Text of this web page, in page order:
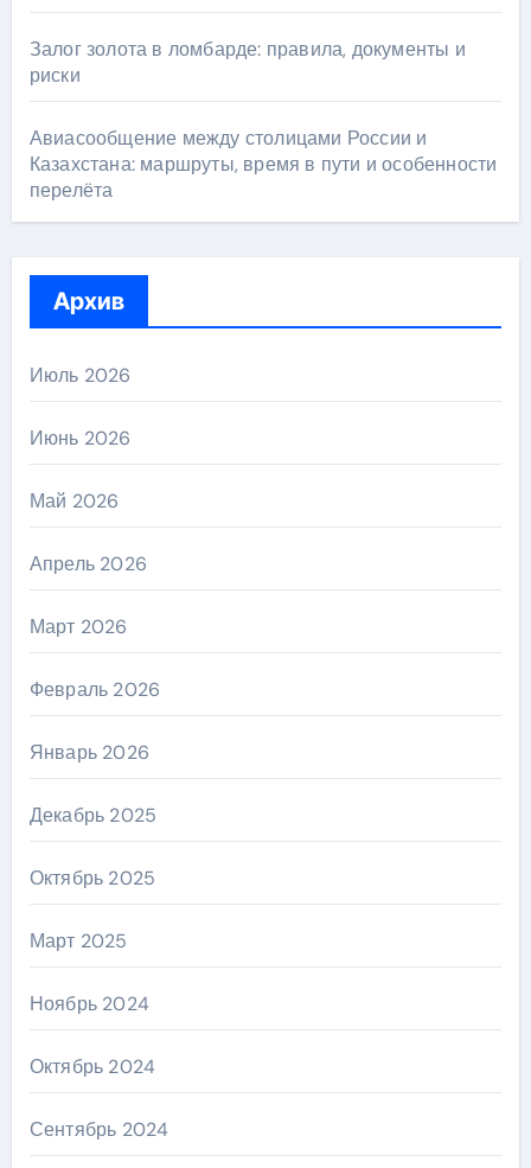
Залог золота в ломбарде: правила, документы и
риски
Авиасообщение между столицами России и
Казахстана: маршруты, время в пути и особенности
перелёта
Архив
Июль 2026
Июнь 2026
Май 2026
Апрель 2026
Март 2026
Февраль 2026
Январь 2026
Декабрь 2025
Октябрь 2025
Март 2025
Ноябрь 2024
Октябрь 2024
Сентябрь 2024